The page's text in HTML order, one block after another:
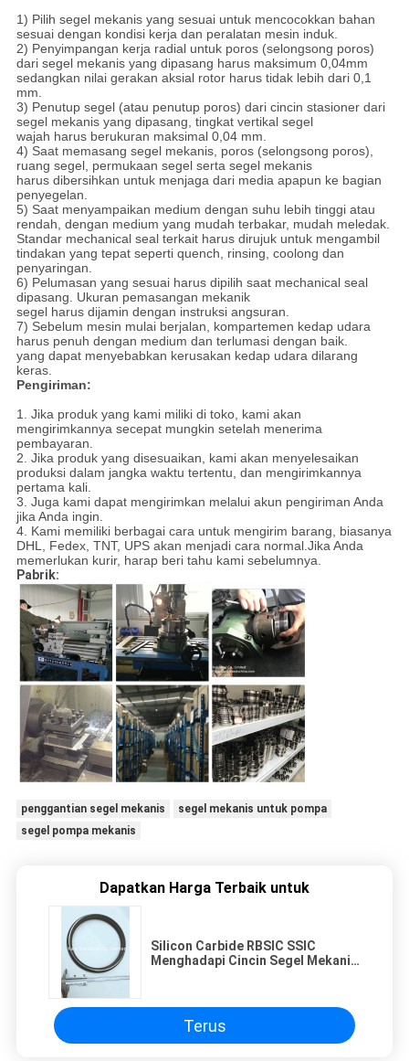
1) Pilih segel mekanis yang sesuai untuk mencocokkan bahan
sesuai dengan kondisi kerja dan peralatan mesin induk.
2) Penyimpangan kerja radial untuk poros (selongsong poros)
dari segel mekanis yang dipasang harus maksimum 0,04mm
sedangkan nilai gerakan aksial rotor harus tidak lebih dari 0,1
mm.
3) Penutup segel (atau penutup poros) dari cincin stasioner dari
segel mekanis yang dipasang, tingkat vertikal segel
wajah harus berukuran maksimal 0,04 mm.
4) Saat memasang segel mekanis, poros (selongsong poros),
ruang segel, permukaan segel serta segel mekanis
harus dibersihkan untuk menjaga dari media apapun ke bagian
penyegelan.
5) Saat menyampaikan medium dengan suhu lebih tinggi atau
rendah, dengan medium yang mudah terbakar, mudah meledak.
Standar mechanical seal terkait harus dirujuk untuk mengambil
tindakan yang tepat seperti quench, rinsing, coolong dan
penyaringan.
6) Pelumasan yang sesuai harus dipilih saat mechanical seal
dipasang. Ukuran pemasangan mekanik
segel harus dijamin dengan instruksi angsuran.
7) Sebelum mesin mulai berjalan, kompartemen kedap udara
harus penuh dengan medium dan terlumasi dengan baik.
yang dapat menyebabkan kerusakan kedap udara dilarang
keras.
Pengiriman:
1. Jika produk yang kami miliki di toko, kami akan
mengirimkannya secepat mungkin setelah menerima
pembayaran.
2. Jika produk yang disesuaikan, kami akan menyelesaikan
produksi dalam jangka waktu tertentu, dan mengirimkannya
pertama kali.
3. Juga kami dapat mengirimkan melalui akun pengiriman Anda
jika Anda ingin.
4. Kami memiliki berbagai cara untuk mengirim barang, biasanya
DHL, Fedex, TNT, UPS akan menjadi cara normal.Jika Anda
memerlukan kurir, harap beri tahu kami sebelumnya.
Pabrik:
penggantian segel mekanis
segel mekanis untuk pompa
segel pompa mekanis
Dapatkan Harga Terbaik untuk
Silicon Carbide RBSIC SSIC
Menghadapi Cincin Segel Mekanis
Terus